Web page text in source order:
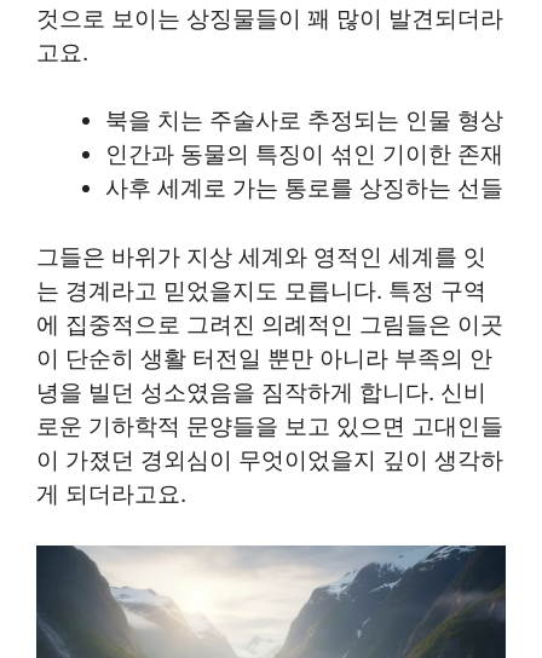
것으로 보이는 상징물들이 꽤 많이 발견되더라
고요.
북을 치는 주술사로 추정되는 인물 형상
인간과 동물의 특징이 섞인 기이한 존재
사후 세계로 가는 통로를 상징하는 선들
그들은 바위가 지상 세계와 영적인 세계를 잇
는 경계라고 믿었을지도 모릅니다. 특정 구역
에 집중적으로 그려진 의례적인 그림들은 이곳
이 단순히 생활 터전일 뿐만 아니라 부족의 안
녕을 빌던 성소였음을 짐작하게 합니다. 신비
로운 기하학적 문양들을 보고 있으면 고대인들
이 가졌던 경외심이 무엇이었을지 깊이 생각하
게 되더라고요.